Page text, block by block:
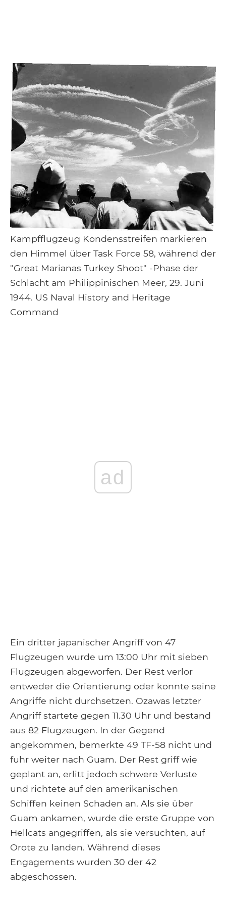
Kampfflugzeug Kondensstreifen markieren
den Himmel über Task Force 58, während der
"Great Marianas Turkey Shoot" -Phase der
Schlacht am Philippinischen Meer, 29. Juni
1944. US Naval History and Heritage
Command
ad
Ein dritter japanischer Angriff von 47
Flugzeugen wurde um 13:00 Uhr mit sieben
Flugzeugen abgeworfen. Der Rest verlor
entweder die Orientierung oder konnte seine
Angriffe nicht durchsetzen. Ozawas letzter
Angriff startete gegen 11.30 Uhr und bestand
aus 82 Flugzeugen. In der Gegend
angekommen, bemerkte 49 TF-58 nicht und
fuhr weiter nach Guam. Der Rest griff wie
geplant an, erlitt jedoch schwere Verluste
und richtete auf den amerikanischen
Schiffen keinen Schaden an. Als sie über
Guam ankamen, wurde die erste Gruppe von
Hellcats angegriffen, als sie versuchten, auf
Orote zu landen. Während dieses
Engagements wurden 30 der 42
abgeschossen.